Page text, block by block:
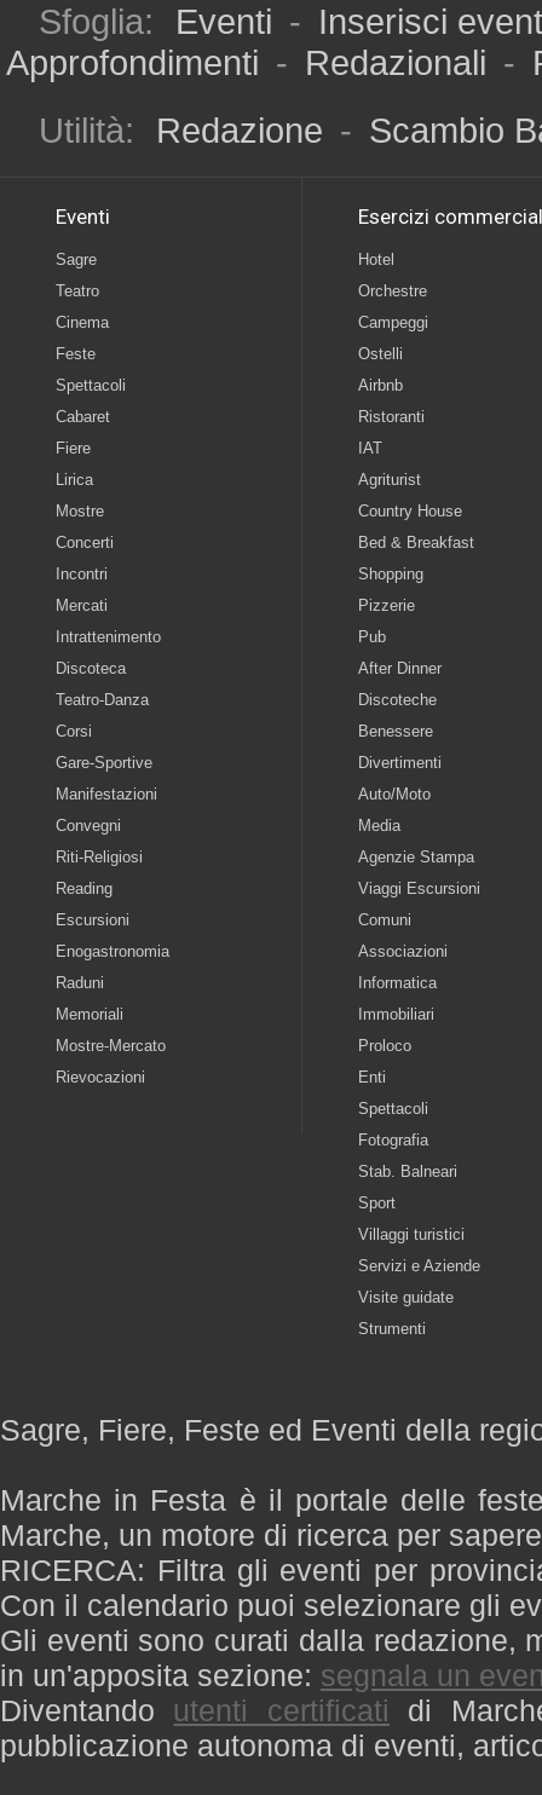
Sfoglia: Eventi - Inserisci
Approfondimenti - Redazionali -
Utilità:
Redazione - Scambio
Eventi
Sagre
Teatro
Cinema
Feste
Spettacoli
Cabaret
Fiere
Lirica
Mostre
Concerti
Incontri
Mercati
Intrattenimento
Discoteca
Teatro-Danza
Corsi
Gare-Sportive
Manifestazioni
Convegni
Riti-Religiosi
Reading
Escursioni
Enogastronomia
Raduni
Memoriali
Mostre-Mercato
Rievocazioni
Esercizi
Hotel
Orchestre
Campeggi
Ostelli
Airbnb
Ristoranti
IAT
Agriturist
Country House
Bed & Breakfast
Shopping
Pizzerie
Pub
After Dinner
Discoteche
Benessere
Divertimenti
Auto/Moto
Media
Agenzie Stampa
Viaggi Escursioni
Comuni
Associazioni
Informatica
Immobiliari
Proloco
Enti
Spettacoli
Fotografia
Stab. Balneari
Sport
Villaggi turistici
Servizi e Aziende
Visite guidate
Strumenti
Sagre, Fiere, Feste ed Eventi della
Marche in Festa è il portale delle
Marche, un motore di ricerca per
RICERCA: Filtra gli eventi per
Con il calendario puoi selezionare gli
Gli eventi sono curati dalla redazione,
in un'apposita sezione: segnala un
Diventando utenti certificati di
pubblicazione autonoma di eventi,